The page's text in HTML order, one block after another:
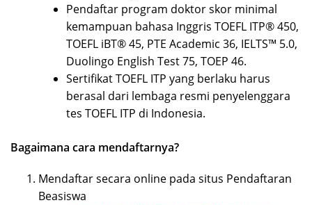
Pendaftar program doktor skor minimal
kemampuan bahasa Inggris TOEFL ITP® 450,
TOEFL iBT® 45, PTE Academic 36, IELTS™ 5.0,
Duolingo English Test 75, TOEP 46.
Sertifikat TOEFL ITP yang berlaku harus
berasal dari lembaga resmi penyelenggara
tes TOEFL ITP di Indonesia.
Bagaimana cara mendaftarnya?
Mendaftar secara online pada situs Pendaftaran
Beasiswa